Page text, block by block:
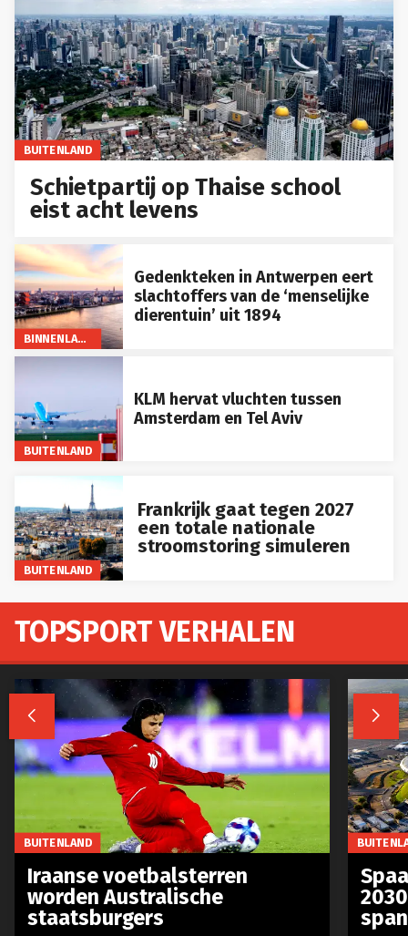
BUITENLAND
Schietpartij op Thaise school
eist acht levens
BINNENLAND
Gedenkteken in Antwerpen eert
slachtoffers van de ‘menselijke
dierentuin’ uit 1894
BUITENLAND
KLM hervat vluchten tussen
Amsterdam en Tel Aviv
BUITENLAND
Frankrijk gaat tegen 2027
een totale nationale
stroomstoring simuleren
TOPSPORT VERHALEN
 
BUITENLAND
Iraanse voetbalsterren
worden Australische
staatsburgers